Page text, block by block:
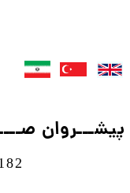
​پیشـــروان